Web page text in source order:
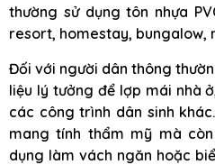
thường sử dụng tôn nhựa
resort, homestay, bungalow,
Đối với người dân thông
liệu lý tưởng để lợp mái nhà
các công trình dân sinh
mang tính thẩm mỹ mà
dụng làm vách ngăn hoặc